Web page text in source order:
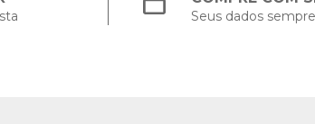
Seus dados